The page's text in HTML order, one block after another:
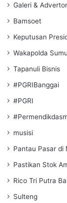
Galeri &
Bamsoet
Keputusan
Wakapolda
Tapanuli Bisnis
#PGRIBanggai
#PGRI
musisi
Pantau Pasar di
Pastikan Stok
Rico Tri Putra
Sulteng